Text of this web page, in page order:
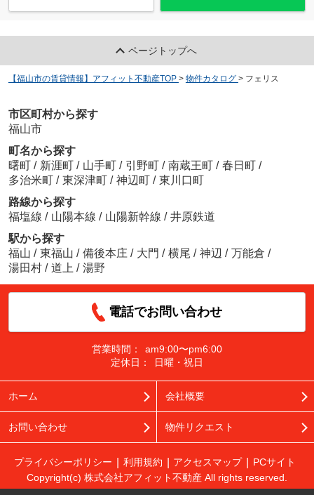
ページトップへ
【福山市の賃貸情報】アフィット不動産TOP > 物件カタログ > フェリス
市区町村から探す
福山市
町名から探す
曙町 / 新涯町 / 山手町 / 引野町 / 南蔵王町 / 春日町 /
多治米町 / 東深津町 / 神辺町 / 東川口町
路線から探す
福塩線 / 山陽本線 / 山陽新幹線 / 井原鉄道
駅から探す
福山 / 東福山 / 備後本庄 / 大門 / 横尾 / 神辺 / 万能倉 /
湯田村 / 道上 / 湯野
電話でお問い合わせ
営業時間：
am9:00〜pm6:00
定休日：
日曜・祝日
ホーム 会社概要
お問い合わせ 物件リクエスト
プライバシーポリシー 利用規約 アクセスマップ
PCサイト
Copyright(c) 株式会社アフィット不動産 All rights reserved.